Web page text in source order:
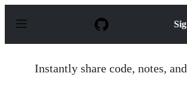
p
Instantly share code, notes,